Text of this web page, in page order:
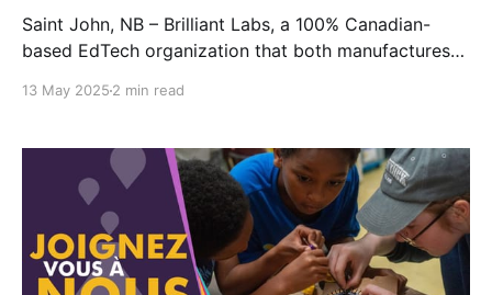
Saint John, NB – Brilliant Labs, a 100% Canadian-
based EdTech organization that both manufactures
on digital skills programming, is proud to announce it
Government of Canada’s CanCode 4.0 program. This
investment will support Brilliant Labs’ mission
13 May 2025 2 min read